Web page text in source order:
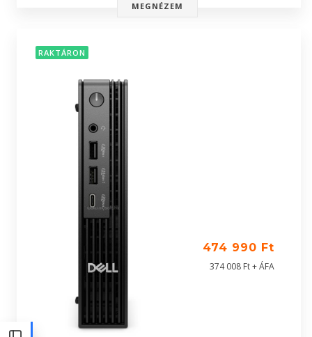
MEGNÉZEM
RAKTÁRON
474 990 Ft
374 008 Ft + ÁFA